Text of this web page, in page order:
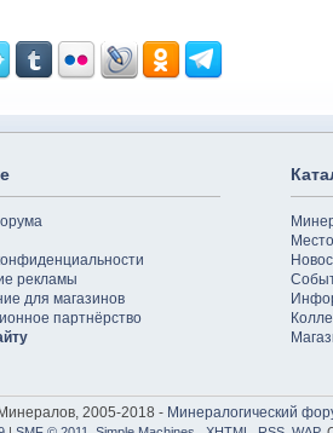
рекламы
для магазинов
партнёрство
2005-2018 - Минералогический